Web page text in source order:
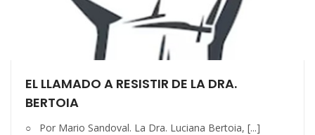
EL LLAMADO A RESISTIR DE LA DRA.
BERTOIA
○ Por Mario Sandoval. La Dra. Luciana Bertoia, [...]